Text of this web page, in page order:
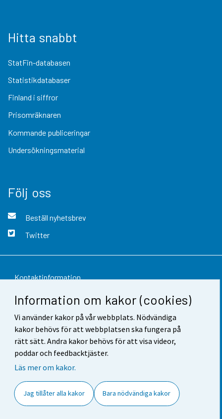
Information om kakor (cookies)
Vi använder kakor på vår webbplats. Nödvändiga
kakor behövs för att webbplatsen ska fungera på
rätt sätt. Andra kakor behövs för att visa videor,
poddar och feedbacktjäster.
Läs mer om kakor.
Jag tillåter alla kakor Bara nödvändiga kakor
Hitta snabbt
StatFin-databasen
Statistikdatabaser
Finland i siffror
Prisomräknaren
Kommande publiceringar
Undersökningsmaterial
Följ oss
Beställ nyhetsbrev
Twitter
Kontaktinformation
Respons
Användarvillkor
Dataskydd
Tillgänglighet
Cookie-inställningar